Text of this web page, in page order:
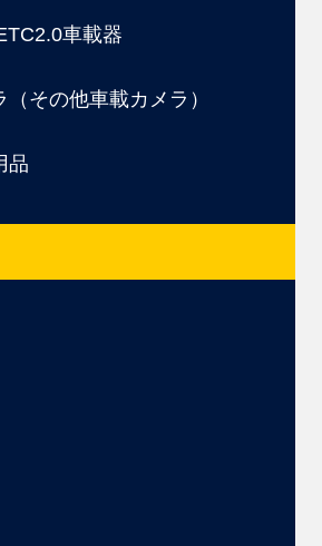
車載器
その他車載カメラ）
品